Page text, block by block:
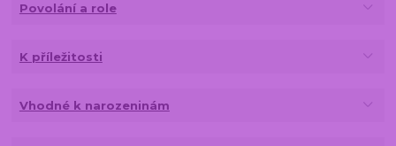
Povolání a role
K příležitosti
Vhodné k narozeninám